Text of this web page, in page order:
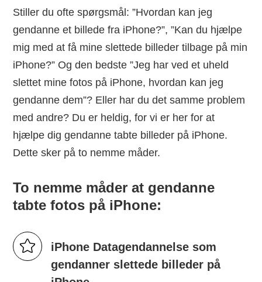
Stiller du ofte spørgsmål: ”Hvordan kan jeg
gendanne et billede fra iPhone?”, ”Kan du hjælpe
mig med at få mine slettede billeder tilbage på min
iPhone?” Og den bedste ”Jeg har ved et uheld
slettet mine fotos på iPhone, hvordan kan jeg
gendanne dem”? Eller har du det samme problem
med andre? Du er heldig, for vi er her for at
hjælpe dig gendanne tabte billeder på iPhone.
Dette sker på to nemme måder.
To nemme måder at gendanne
tabte fotos på iPhone:
iPhone Datagendannelse som
gendanner slettede billeder på